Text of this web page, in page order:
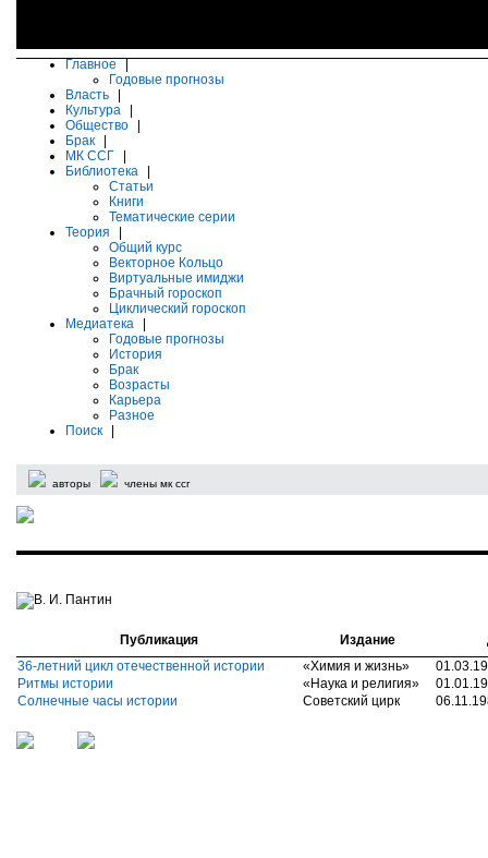
Главное
Годовые прогнозы
Власть
Культура
Общество
Брак
МК ССГ
Библиотека
Статьи
Книги
Тематические серии
Теория
Общий курс
Векторное Кольцо
Виртуальные имиджи
Брачный гороскоп
Циклический гороскоп
Медиатека
Годовые прогнозы
История
Брак
Возрасты
Карьера
Разное
Поиск
авторы члены мк ссг
В. И. Пантин
Публикация Издание
36-летний цикл отечественной истории
«Химия и жизнь»
Ритмы истории
«Наука и религия»
Солнечные часы истории
Советский цирк